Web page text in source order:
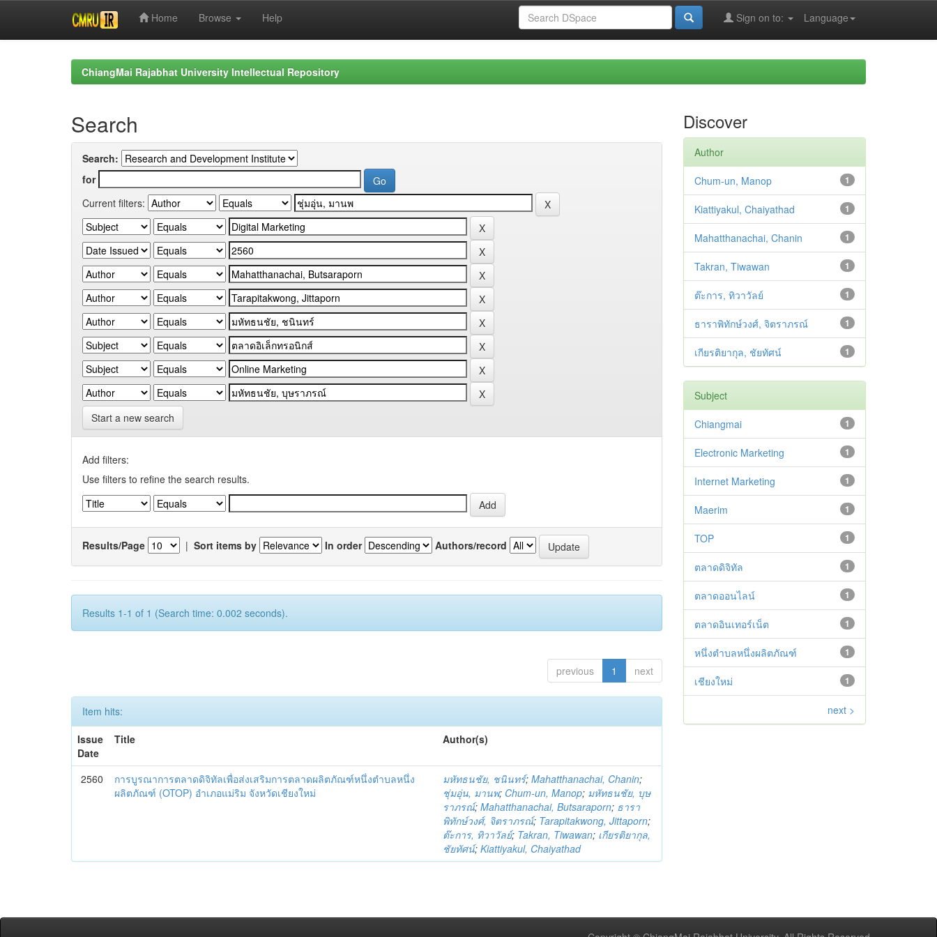
Home Browse Help Language
Sign on to:
ChiangMai Rajabhat University Intellectual Repository
Search
Search:
for
Current filters:
Start a new search
Add filters:
Use filters to refine the search results.
Results/Page | Sort items by In order Authors/record
Results 1-1 of 1 (Search time: 0.002 seconds).
previous 1 next
Item hits:
Issue
Date
Title Author(s)
2560
การบูรณาการตลาดดิจิทัลเพื่อส่งเสริมการตลาดผลิตภัณฑ์หนึ่งตำบลหนึ่ง
ผลิตภัณฑ์ (OTOP) อำเภอแม่ริม จังหวัดเชียงใหม่
มหัทธนชัย, ชนินทร์;Mahatthanachai, Chanin;
ชุ่มอุ่น, มานพ; Chum-un, Manop; มหัทธนชัย, บุษ
ราภรณ์;Mahatthanachai, Butsaraporn; ธารา
พิทักษ์วงศ์, จิตราภรณ์; Tarapitakwong, Jittaporn;
ต๊ะการ, ทิวาวัลย์; Takran, Tiwawan; เกียรติยากุล,
ชัยทัศน์;Kiattiyakul, Chaiyathad
Discover
Author
1
Chum-un, Manop
1
Kiattiyakul, Chaiyathad
1
Mahatthanachai, Chanin
1
Takran, Tiwawan
1
ต๊ะการ, ทิวาวัลย์
1
ธาราพิทักษ์วงศ์, จิตราภรณ์
1
เกียรติยากุล, ชัยทัศน์
Subject
1
Chiangmai
1
Electronic Marketing
1
Internet Marketing
1
Maerim
1
TOP
1
ตลาดดิจิทัล
1
ตลาดออนไลน์
1
ตลาดอินเทอร์เน็ต
1
หนึ่งตำบลหนึ่งผลิตภัณฑ์
1
เชียงใหม่
next >